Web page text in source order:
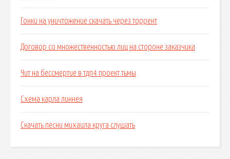
Гонки на уничтожение скачать через торрент
Договор со множественностью лиц на стороне заказчика
Чит на бессмертие в тдп4 проект тьмы
Схема карла линнея
Скачать песни михаила круга слушать